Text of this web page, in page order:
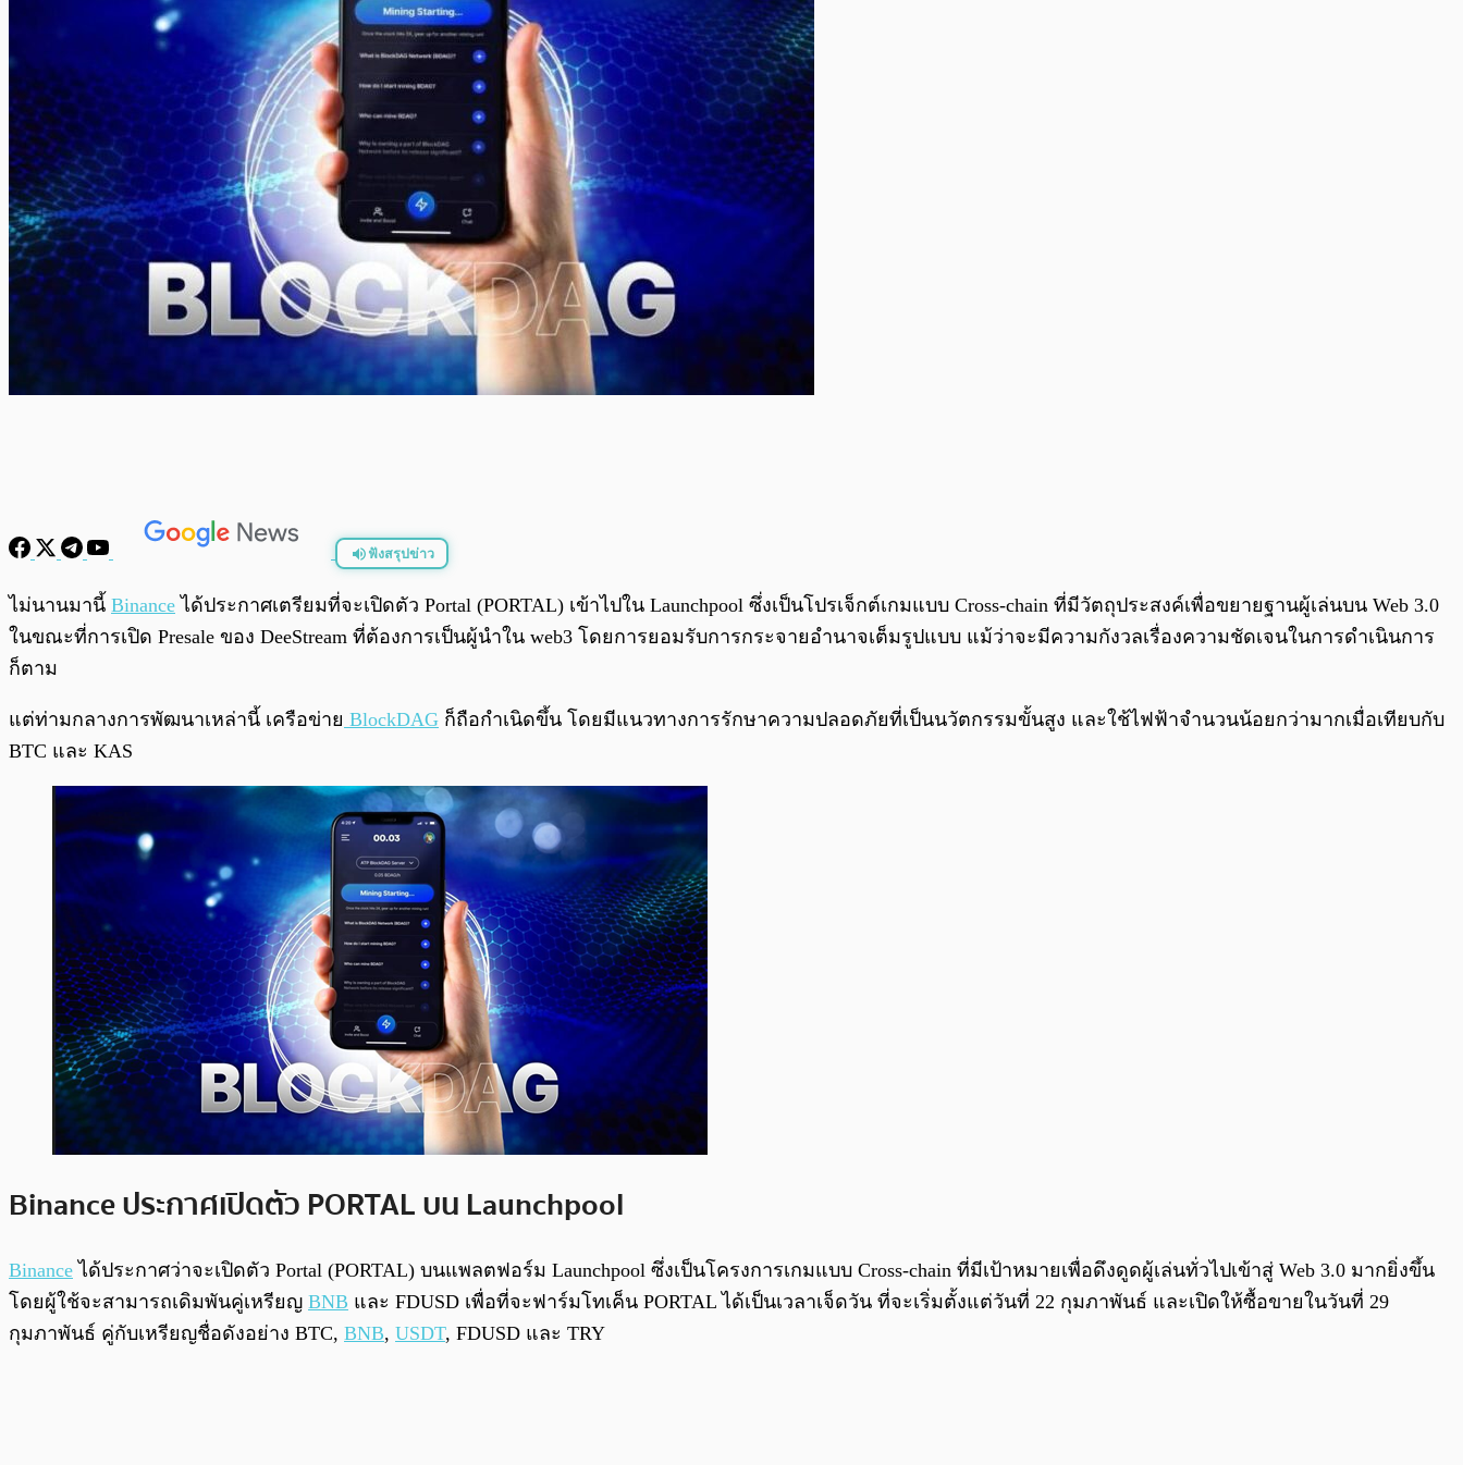
ฟังสรุปข่าว
พร้อมเล่น 0:00 0:00
ไม่นานมานี้ Binance ได้ประกาศเตรียมที่จะเปิดตัว Portal (PORTAL) เข้าไปใน Launchpool ซึ่งเป็นโปรเจ็กต์เกมแบบ Cross-chain ที่มีวัตถุประสงค์เพื่อขยายฐานผู้เล่นบน Web 3.0
ในขณะที่การเปิด Presale ของ DeeStream ที่ต้องการเป็นผู้นำใน web3 โดยการยอมรับการกระจายอำนาจเต็มรูปแบบ แม้ว่าจะมีความกังวลเรื่องความชัดเจนในการดำเนินการ
ก็ตาม
แต่ท่ามกลางการพัฒนาเหล่านี้ เครือข่าย BlockDAG ก็ถือกำเนิดขึ้น โดยมีแนวทางการรักษาความปลอดภัยที่เป็นนวัตกรรมขั้นสูง และใช้ไฟฟ้าจำนวนน้อยกว่ามากเมื่อเทียบกับ
BTC และ KAS
Binance ประกาศเปิดตัว PORTAL บน Launchpool
Binance ได้ประกาศว่าจะเปิดตัว Portal (PORTAL) บนแพลตฟอร์ม Launchpool ซึ่งเป็นโครงการเกมแบบ Cross-chain ที่มีเป้าหมายเพื่อดึงดูดผู้เล่นทั่วไปเข้าสู่ Web 3.0 มากยิ่งขึ้น
โดยผู้ใช้จะสามารถเดิมพันคู่เหรียญ BNB และ FDUSD เพื่อที่จะฟาร์มโทเค็น PORTAL ได้เป็นเวลาเจ็ดวัน ที่จะเริ่มตั้งแต่วันที่ 22 กุมภาพันธ์ และเปิดให้ซื้อขายในวันที่ 29
กุมภาพันธ์ คู่กับเหรียญชื่อดังอย่าง BTC, BNB, USDT, FDUSD และ TRY